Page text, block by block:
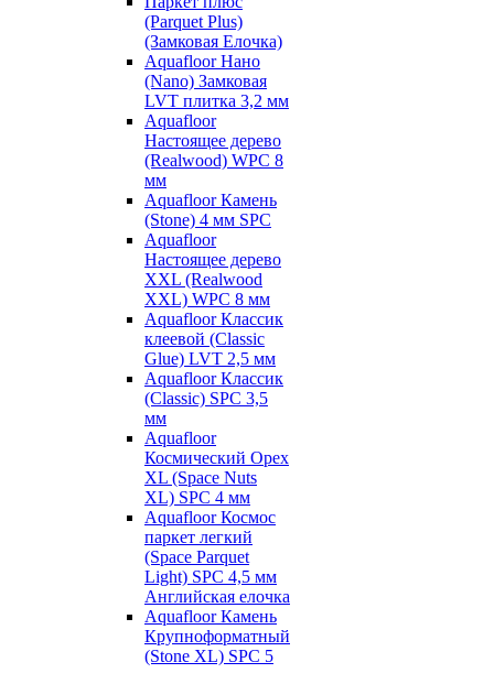
(Parquet Plus)
(Замковая Елочка)
Aquafloor Нано
(Nano) Замковая
LVT плитка 3,2 мм
Aquafloor
Настоящее дерево
(Realwood) WPC 8
мм
Aquafloor Камень
(Stone) 4 мм SPC
Aquafloor
Настоящее дерево
XXL (Realwood
XXL) WPC 8 мм
Aquafloor Классик
клеевой (Classic
Glue) LVT 2,5 мм
Aquafloor Классик
(Classic) SPC 3,5
мм
Aquafloor
Космический Орех
XL (Space Nuts
XL) SPC 4 мм
Aquafloor Космос
паркет легкий
(Space Parquet
Light) SPC 4,5 мм
Английская елочка
Aquafloor Камень
Крупноформатный
(Stone XL) SPC 5